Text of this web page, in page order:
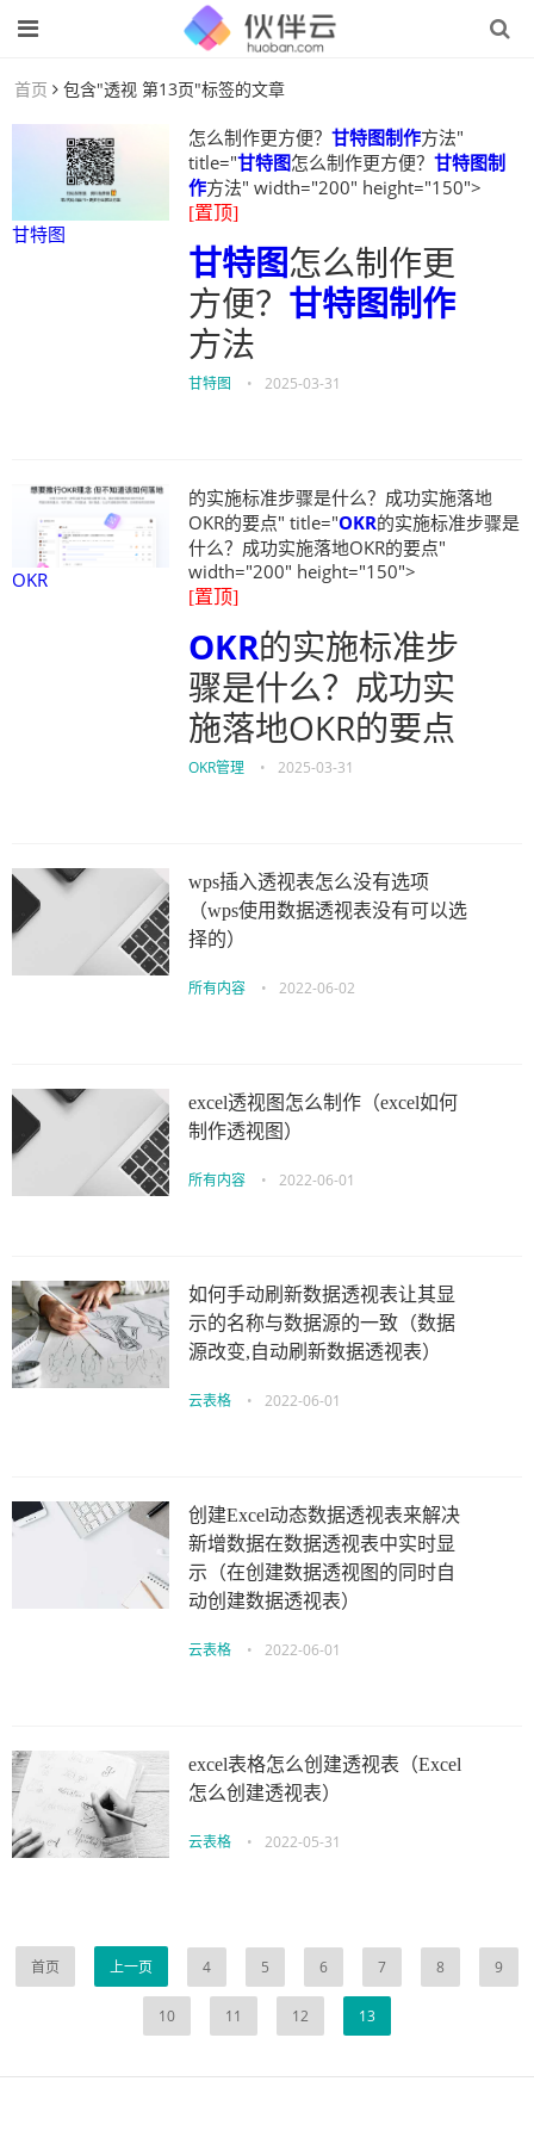
首页 包含"透视 第13页"标签的文章
甘特图
怎么制作更方便？ 甘特图制作方法"
title="甘特图怎么制作更方便？ 甘特图制
作方法" width="200" height="150">
[置顶]
甘特图怎么制作更
方便？ 甘特图制作
方法
甘特图 • 2025-03-31
OKR
的实施标准步骤是什么？成功实施落地
OKR的要点" title="OKR的实施标准步骤是
什么？成功实施落地OKR的要点"
width="200" height="150">
[置顶]
OKR的实施标准步
骤是什么？成功实
施落地OKR的要点
OKR管理 • 2025-03-31
wps插入透视表怎么没有选项
（wps使用数据透视表没有可以选
择的）
所有内容 • 2022-06-02
excel透视图怎么制作（excel如何
制作透视图）
所有内容 • 2022-06-01
如何手动刷新数据透视表让其显
示的名称与数据源的一致（数据
源改变,自动刷新数据透视表）
云表格 • 2022-06-01
创建Excel动态数据透视表来解决
新增数据在数据透视表中实时显
示（在创建数据透视图的同时自
动创建数据透视表）
云表格 • 2022-06-01
excel表格怎么创建透视表（Excel
怎么创建透视表）
云表格 • 2022-05-31
首页 上一页 4 5 6 7 8 9
10 11 12 13